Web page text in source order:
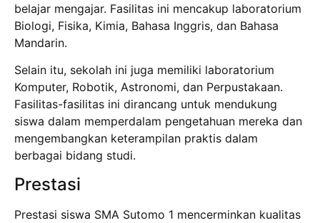
belajar mengajar. Fasilitas ini mencakup laboratorium
Biologi, Fisika, Kimia, Bahasa Inggris, dan Bahasa
Mandarin.
Selain itu, sekolah ini juga memiliki laboratorium
Komputer, Robotik, Astronomi, dan Perpustakaan.
Fasilitas-fasilitas ini dirancang untuk mendukung
siswa dalam memperdalam pengetahuan mereka dan
mengembangkan keterampilan praktis dalam
berbagai bidang studi.
Prestasi
Prestasi siswa SMA Sutomo 1 mencerminkan kualitas